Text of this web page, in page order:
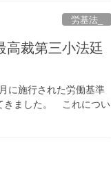
労基法_
高裁第三小法廷
に施行された労働基準
きました。 これについ